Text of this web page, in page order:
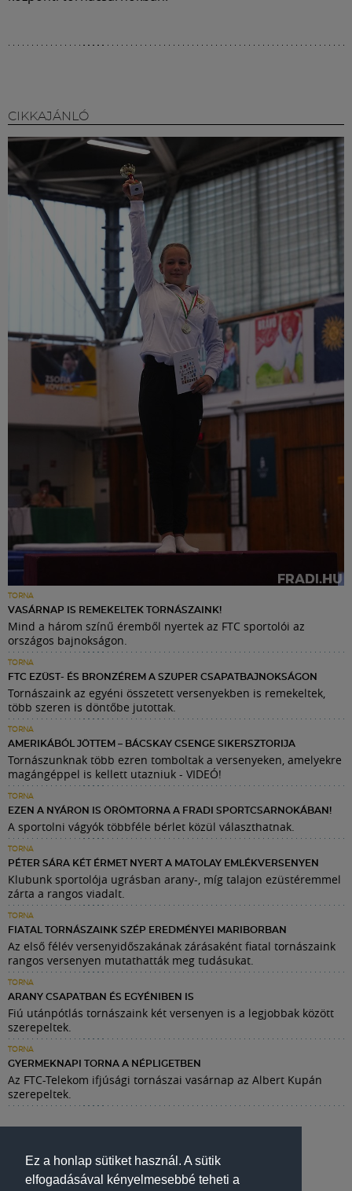
Ez a honlap sütiket használ. A sütik
elfogadásával kényelmesebbé teheti a
CIKKAJÁNLÓ
TORNA
VASÁRNAP IS REMEKELTEK TORNÁSZAINK!
Mind a három színű éremből nyertek az FTC sportolói az
országos bajnokságon.
TORNA
FTC EZÜST- ÉS BRONZÉREM A SZUPER CSAPATBAJNOKSÁGON
Tornászaink az egyéni összetett versenyekben is remekeltek,
több szeren is döntőbe jutottak.
TORNA
AMERIKÁBÓL JÖTTEM – BÁCSKAY CSENGE SIKERSZTORIJA
Tornászunknak több ezren tomboltak a versenyeken, amelyekre
magángéppel is kellett utazniuk - VIDEÓ!
TORNA
EZEN A NYÁRON IS ÖRÖMTORNA A FRADI SPORTCSARNOKÁBAN!
A sportolni vágyók többféle bérlet közül választhatnak.
TORNA
PÉTER SÁRA KÉT ÉRMET NYERT A MATOLAY EMLÉKVERSENYEN
Klubunk sportolója ugrásban arany-, míg talajon ezüstéremmel
zárta a rangos viadalt.
TORNA
FIATAL TORNÁSZAINK SZÉP EREDMÉNYEI MARIBORBAN
Az első félév versenyidőszakának zárásaként fiatal tornászaink
rangos versenyen mutathatták meg tudásukat.
TORNA
ARANY CSAPATBAN ÉS EGYÉNIBEN IS
Fiú utánpótlás tornászaink két versenyen is a legjobbak között
szerepeltek.
TORNA
GYERMEKNAPI TORNA A NÉPLIGETBEN
Az FTC-Telekom ifjúsági tornászai vasárnap az Albert Kupán
szerepeltek.